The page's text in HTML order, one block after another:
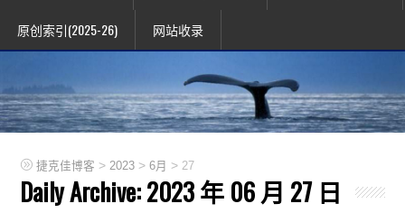
原创索引(2025-26) 网站收录
捷克佳博客 > 2023 >6月 > 27
Daily Archive:2023 年 06 月 27 日